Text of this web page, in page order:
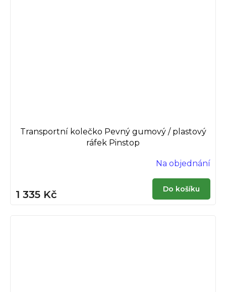
Transportní kolečko Pevný gumový / plastový
ráfek Pinstop
Na objednání
1 335 Kč Do košíku